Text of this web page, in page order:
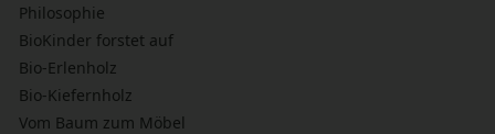
Philosophie
BioKinder forstet auf
Bio-Erlenholz
Bio-Kiefernholz
Vom Baum zum Möbel